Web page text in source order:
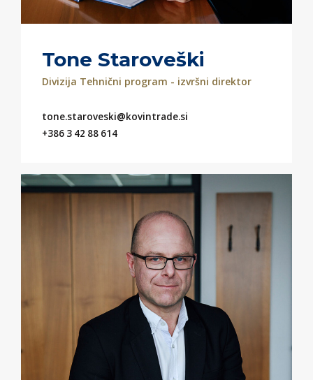
Tone Staroveški
Divizija Tehnični program - izvršni direktor
tone.staroveski@kovintrade.si
+386 3 42 88 614